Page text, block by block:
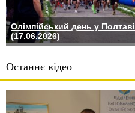
Олімпійський день у Полтаві
(17.06.2026)
Останнє відео